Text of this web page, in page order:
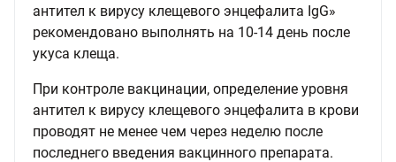
антител к вирусу клещевого энцефалита IgG»
рекомендовано выполнять на 10-14 день после
укуса клеща.
При контроле вакцинации, определение уровня
антител к вирусу клещевого энцефалита в крови
проводят не менее чем через неделю после
последнего введения вакцинного препарата.